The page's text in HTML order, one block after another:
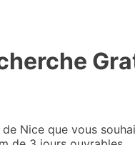
Nice que vous